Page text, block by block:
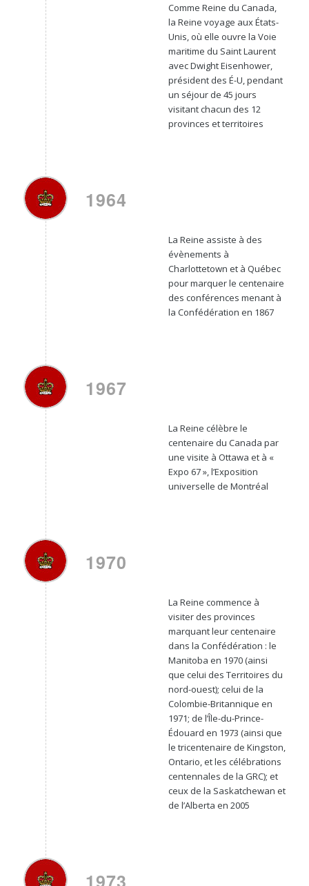
Comme Reine du Canada,
la Reine voyage aux États-
Unis, où elle ouvre la Voie
maritime du Saint Laurent
avec Dwight Eisenhower,
président des É-U, pendant
un séjour de 45 jours
visitant chacun des 12
provinces et territoires
1964
La Reine assiste à des
évènements à
Charlottetown et à Québec
pour marquer le centenaire
des conférences menant à
la Confédération en 1867
1967
La Reine célèbre le
centenaire du Canada par
une visite à Ottawa et à «
Expo 67 », l’Exposition
universelle de Montréal
1970
La Reine commence à
visiter des provinces
marquant leur centenaire
dans la Confédération : le
Manitoba en 1970 (ainsi
que celui des Territoires du
nord-ouest); celui de la
Colombie-Britannique en
1971; de l’Île-du-Prince-
Édouard en 1973 (ainsi que
le tricentenaire de Kingston,
Ontario, et les célébrations
centennales de la GRC); et
ceux de la Saskatchewan et
de l’Alberta en 2005